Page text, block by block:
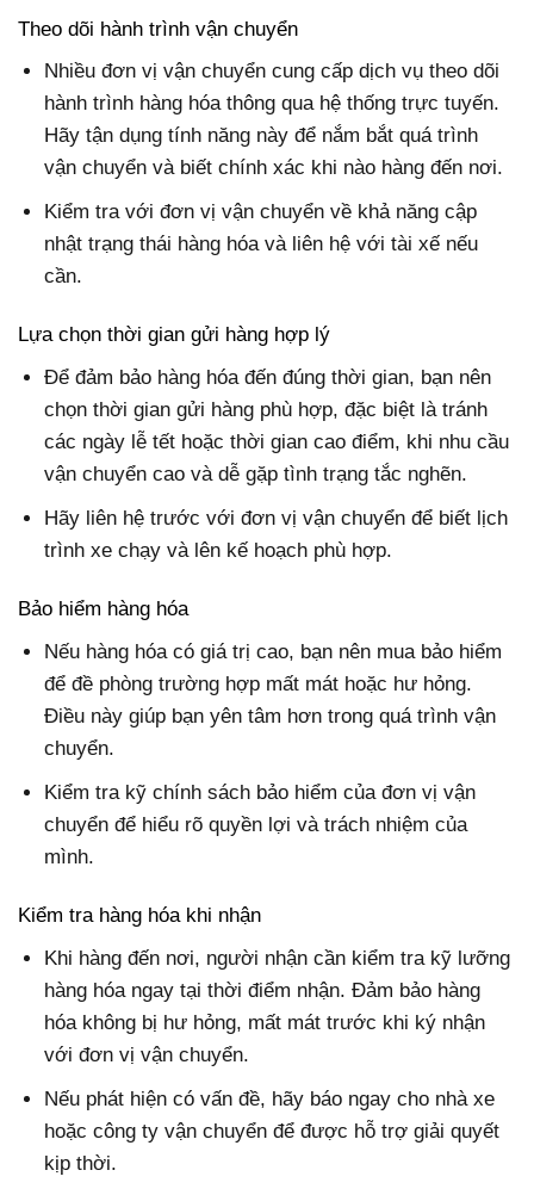
Theo dõi hành trình vận chuyển
Nhiều đơn vị vận chuyển cung cấp dịch vụ theo dõi
hành trình hàng hóa thông qua hệ thống trực tuyến.
Hãy tận dụng tính năng này để nắm bắt quá trình
vận chuyển và biết chính xác khi nào hàng đến nơi.
Kiểm tra với đơn vị vận chuyển về khả năng cập
nhật trạng thái hàng hóa và liên hệ với tài xế nếu
cần.
Lựa chọn thời gian gửi hàng hợp lý
Để đảm bảo hàng hóa đến đúng thời gian, bạn nên
chọn thời gian gửi hàng phù hợp, đặc biệt là tránh
các ngày lễ tết hoặc thời gian cao điểm, khi nhu cầu
vận chuyển cao và dễ gặp tình trạng tắc nghẽn.
Hãy liên hệ trước với đơn vị vận chuyển để biết lịch
trình xe chạy và lên kế hoạch phù hợp.
Bảo hiểm hàng hóa
Nếu hàng hóa có giá trị cao, bạn nên mua bảo hiểm
để đề phòng trường hợp mất mát hoặc hư hỏng.
Điều này giúp bạn yên tâm hơn trong quá trình vận
chuyển.
Kiểm tra kỹ chính sách bảo hiểm của đơn vị vận
chuyển để hiểu rõ quyền lợi và trách nhiệm của
mình.
Kiểm tra hàng hóa khi nhận
Khi hàng đến nơi, người nhận cần kiểm tra kỹ lưỡng
hàng hóa ngay tại thời điểm nhận. Đảm bảo hàng
hóa không bị hư hỏng, mất mát trước khi ký nhận
với đơn vị vận chuyển.
Nếu phát hiện có vấn đề, hãy báo ngay cho nhà xe
hoặc công ty vận chuyển để được hỗ trợ giải quyết
kịp thời.